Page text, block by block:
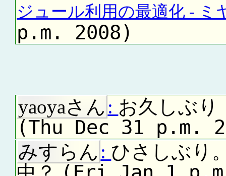
ジュール利用の最適化 - ミ
p.m. 2008)
yaoyaさん : お久しぶ
(Thu Dec 31 p.m.
みすらん : ひさしぶり